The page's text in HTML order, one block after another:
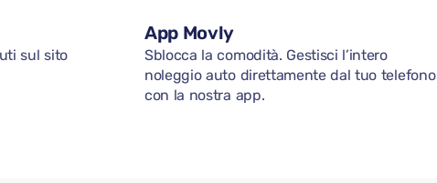
sul sito
App Movly
Sblocca la comodità. Gestisci l’intero
noleggio auto direttamente dal tuo telefono
con la nostra app.